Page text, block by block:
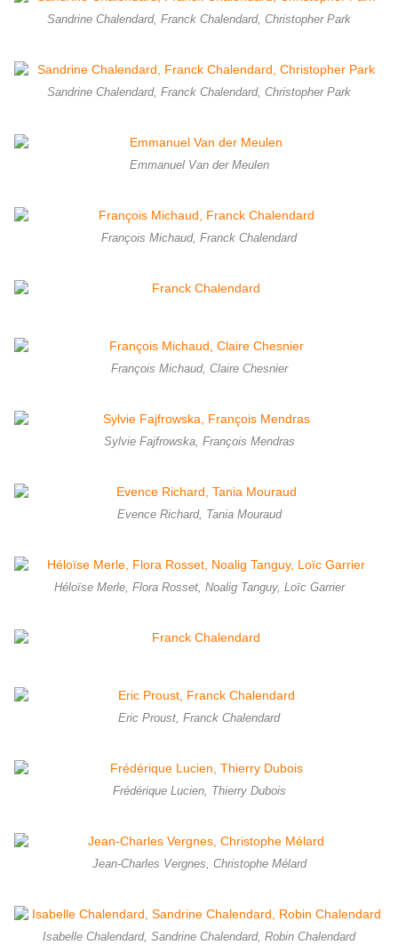
Sandrine Chalendard, Franck Chalendard, Christopher Park
Sandrine Chalendard, Franck Chalendard, Christopher Park
Emmanuel Van der Meulen
François Michaud, Franck Chalendard
François Michaud, Claire Chesnier
Sylvie Fajfrowska, François Mendras
Evence Richard, Tania Mouraud
Héloïse Merle, Flora Rosset, Noalig Tanguy, Loïc Garrier
Eric Proust, Franck Chalendard
Frédérique Lucien, Thierry Dubois
Jean-Charles Vergnes, Christophe Mélard
Isabelle Chalendard, Sandrine Chalendard, Robin Chalendard